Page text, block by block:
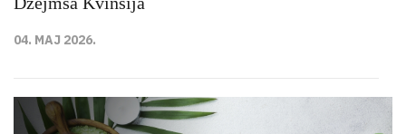
04. MAJ 2026.